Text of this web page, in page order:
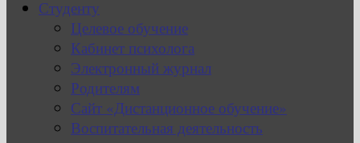
Студенту
Целевое обучение
Кабинет психолога
Электронный журнал
Родителям
Сайт «Дистанционное обучение»
Воспитательная деятельность